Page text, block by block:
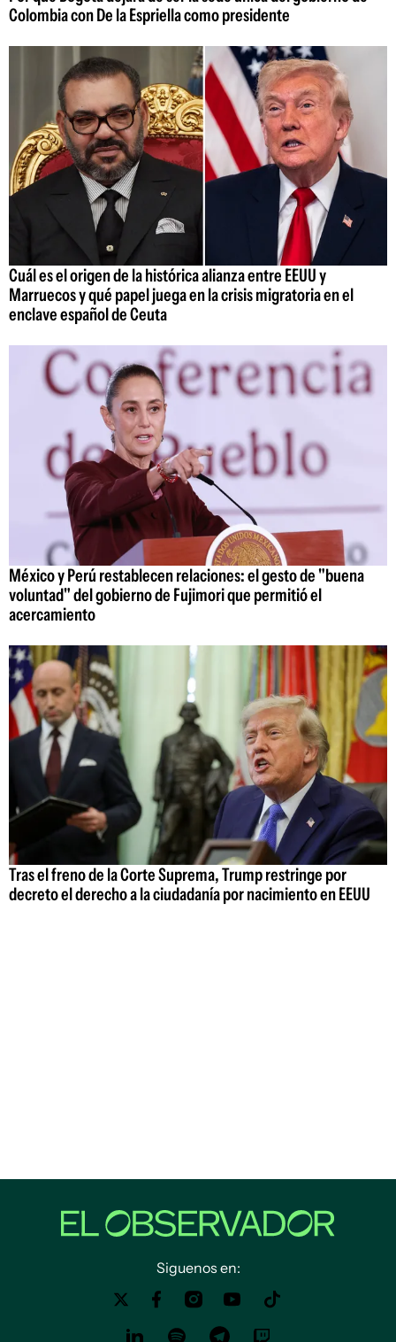
Colombia con De la Espriella como presidente
Cuál es el origen de la histórica alianza entre EEUU y
Marruecos y qué papel juega en la crisis migratoria en el
enclave español de Ceuta
México y Perú restablecen relaciones: el gesto de "buena
voluntad" del gobierno de Fujimori que permitió el
acercamiento
Tras el freno de la Corte Suprema, Trump restringe por
decreto el derecho a la ciudadanía por nacimiento en EEUU
Siguenos en: